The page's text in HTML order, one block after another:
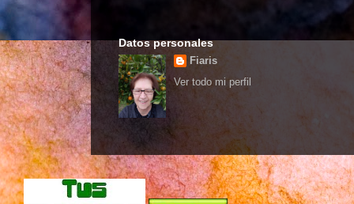
Datos personales
Fiaris
Ver todo mi perfil